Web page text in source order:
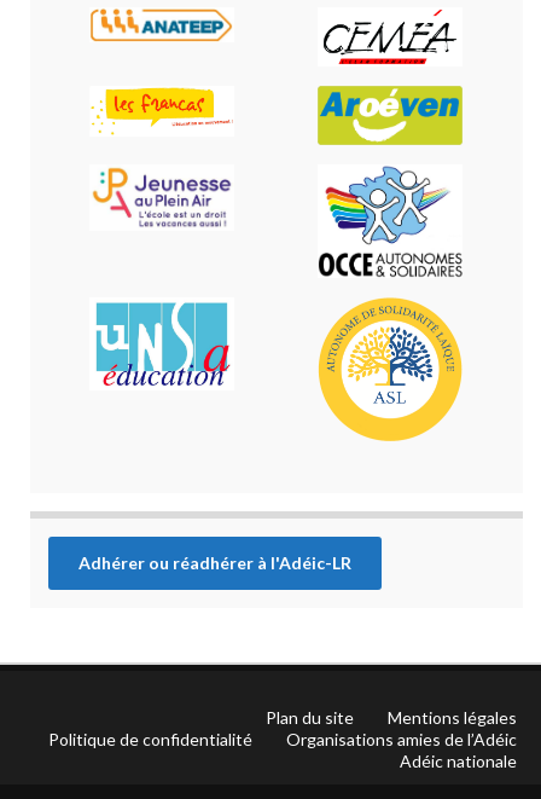
Adhérer ou réadhérer à l'Adéic-LR
Plan du site
Mentions légales
Politique de confidentialité
Organisations amies de l’Adéic
Adéic nationale